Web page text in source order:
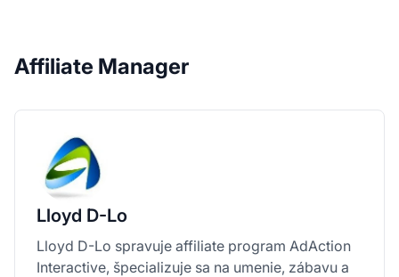
Affiliate Manager
Lloyd D-Lo
Lloyd D-Lo spravuje affiliate program AdAction
Interactive, špecializuje sa na umenie, zábavu a